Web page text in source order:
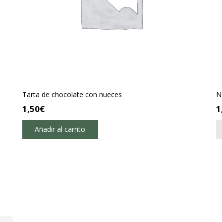
Tarta de chocolate con nueces
1,50€
Añadir al carrito